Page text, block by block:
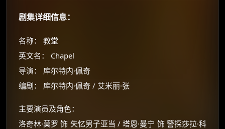
剧集详细信息：
名称： 教堂
英文名： Chapel
导演： 库尔特内·佩奇
编剧： 库尔特内·佩奇 / 艾米丽·张
主要演员及角色：
洛奇林·莫罗 饰 失忆男子亚当 / 塔恩·曼宁 饰 警探莎拉·科